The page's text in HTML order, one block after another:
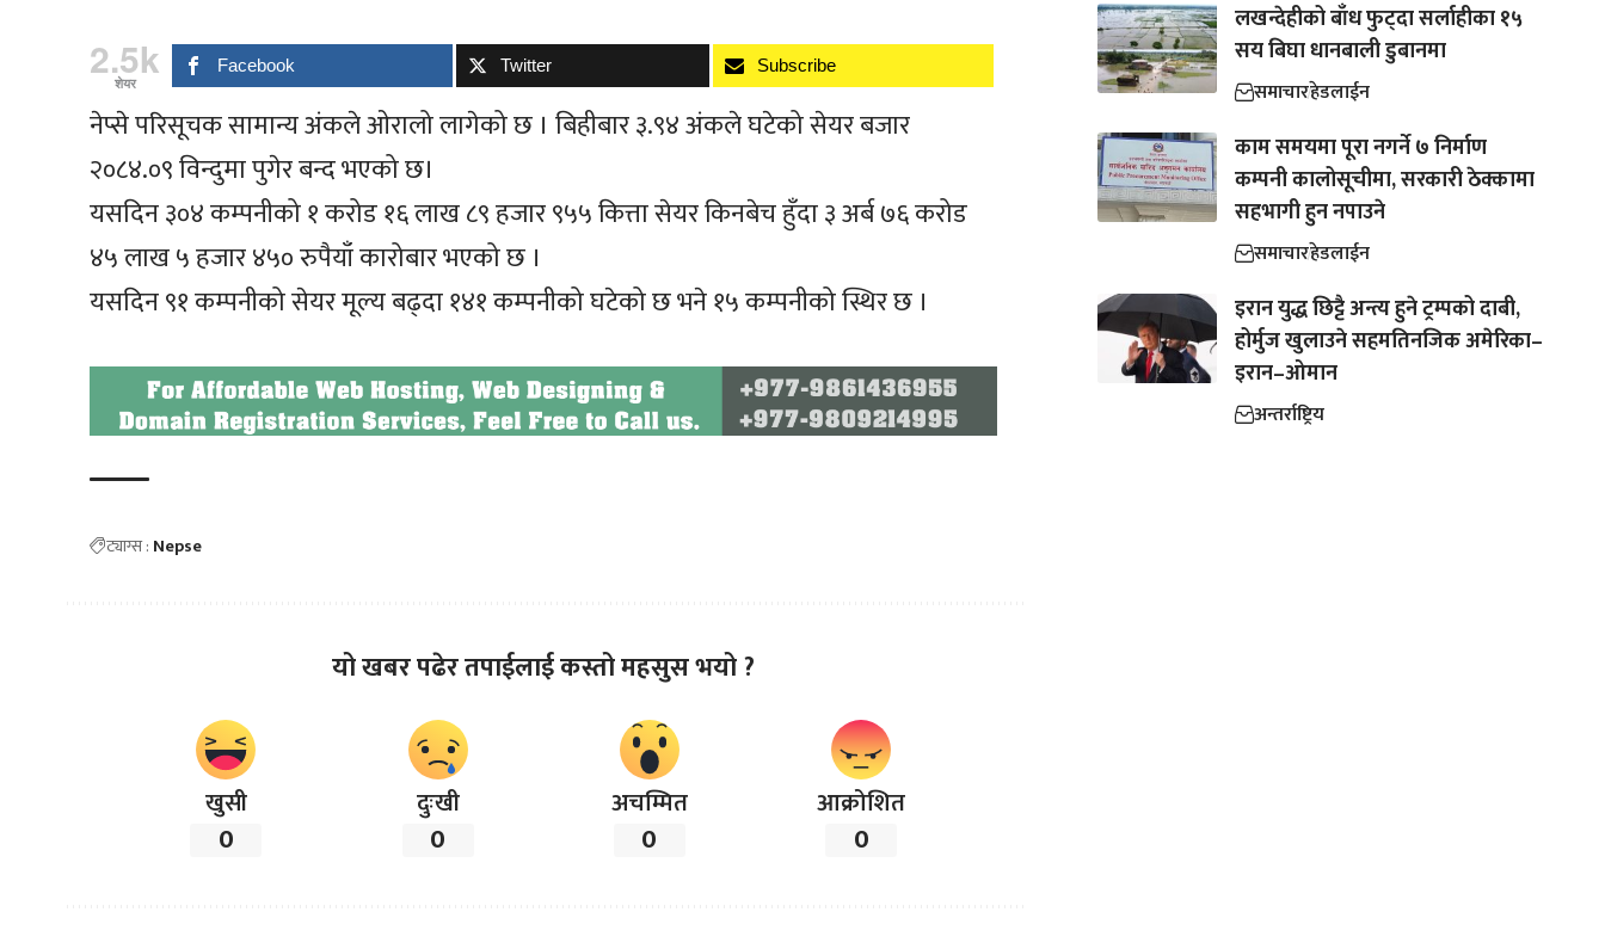
2.5k
शेयर
Facebook Twitter Subscribe
नेप्से परिसूचक सामान्य अंकले ओरालो लागेको छ । बिहीबार ३.९४ अंकले घटेको सेयर बजार
२०८४.०९ विन्दुमा पुगेर बन्द भएको छ।
यसदिन ३०४ कम्पनीको १ करोड १६ लाख ८९ हजार ९५५ कित्ता सेयर किनबेच हुँदा ३ अर्ब ७६ करोड
४५ लाख ५ हजार ४५० रुपैयाँ कारोबार भएको छ ।
यसदिन ९१ कम्पनीको सेयर मूल्य बढ्दा १४१ कम्पनीको घटेको छ भने १५ कम्पनीको स्थिर छ ।
ट्याग्स : Nepse
यो खबर पढेर तपाईलाई कस्तो महसुस भयो ?
खुसी
0
दुःखी
0
अचम्मित
0
आक्रोशित
0
लखन्देहीको बाँध फुट्दा सर्लाहीका १५
सय बिघा धानबाली डुबानमा
समाचारहेडलाईन
काम समयमा पूरा नगर्ने ७ निर्माण
कम्पनी कालोसूचीमा, सरकारी ठेक्कामा
सहभागी हुन नपाउने
समाचारहेडलाईन
इरान युद्ध छिट्टै अन्त्य हुने ट्रम्पको दाबी,
होर्मुज खुलाउने सहमतिनजिक अमेरिका–
इरान–ओमान
अन्तर्राष्ट्रिय